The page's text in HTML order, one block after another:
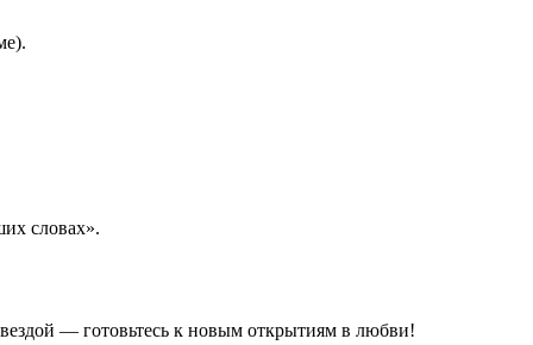
словах».
— готовьтесь к новым открытиям в любви!